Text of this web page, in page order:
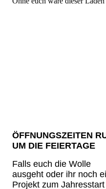
ÖFFNUNGSZEITEN
UM DIE FEIERTAGE
Falls euch die Wolle
ausgeht oder ihr noch
Projekt zum Jahresstart